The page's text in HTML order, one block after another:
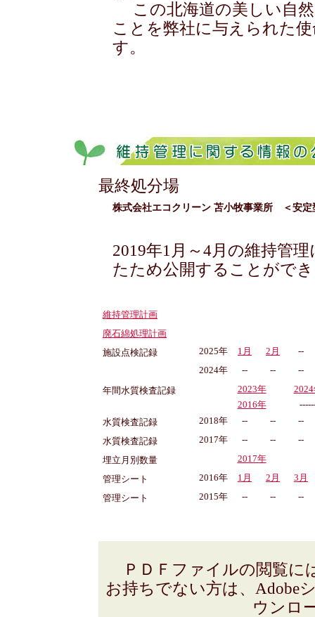
この北海道の美しい自然
ことを弊社に与えられた
す。
最終処分場
株式会社エコクリーン 苫小牧事業所 ＜安定
2019年1月～4月の維持管
たため公開することがで
維持管理計画
廃石綿処理計画
施設点検記録
2025年 1月 2月
--
2024年
-- --
--
年間水質検査記録
2023年
2016年
水質検査記録
2018年 -- --
--
水質検査記録
2017年 -- --
--
埋立月別数量
2017年
管理シート
2016年 1月 2月
3月
管理シート
2015年 -- -- --
ＰＤＦファイルの閲覧に
お持ちでない方は、Adobe
ウンロ